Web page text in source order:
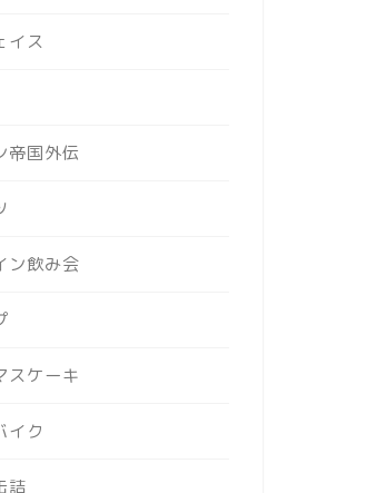
イス
帝国外伝
ン飲み会
スケーキ
イク
詰